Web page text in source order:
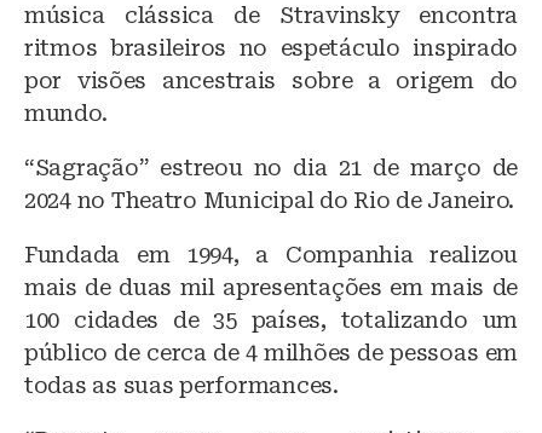
música clássica de Stravinsky encontra
ritmos brasileiros no espetáculo inspirado
por visões ancestrais sobre a origem do
mundo.
“Sagração” estreou no dia 21 de março de
2024 no Theatro Municipal do Rio de Janeiro.
Fundada em 1994, a Companhia realizou
mais de duas mil apresentações em mais de
100 cidades de 35 países, totalizando um
público de cerca de 4 milhões de pessoas em
todas as suas performances.